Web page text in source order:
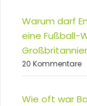
Warum darf
eine Fußball-
20 Kommentare
Wie oft war